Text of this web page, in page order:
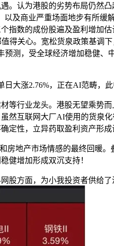
认为港股的劣势布局仍然凸
及商业严重场面地步有所缓
指数的成份股遍及盈利增加估
得关心。宽松货泉政策基调
预测，受全球经济增加稳健、
大涨2.76%，正在AI范畴，此
行业龙头。港股无望乘势而
然互联网大厂AI使用的货泉
定性，立异药取盈利资产形
地产市场情感的最终回暖。
健增加形成双沉支持！
方面，为小我投资者供给了